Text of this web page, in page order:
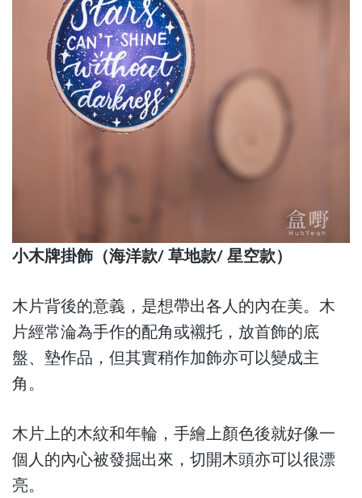
小木牌掛飾（海洋款/ 草地款/ 星空款）
木片背後的意義，是想帶出各人的內在美。木
片經常淪為手作的配角或襯托，放首飾的底
盤、墊作品，但其實稍作加飾亦可以變成主
角。
木片上的木紋和年輪，手繪上顏色後就好像一
個人的內心被發掘出來，切開木頭亦可以很漂
亮。